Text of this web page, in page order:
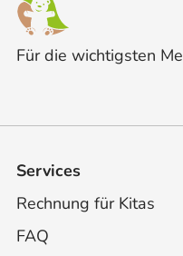
Für die wichtigsten
Services
Rechnung für Kitas
FAQ